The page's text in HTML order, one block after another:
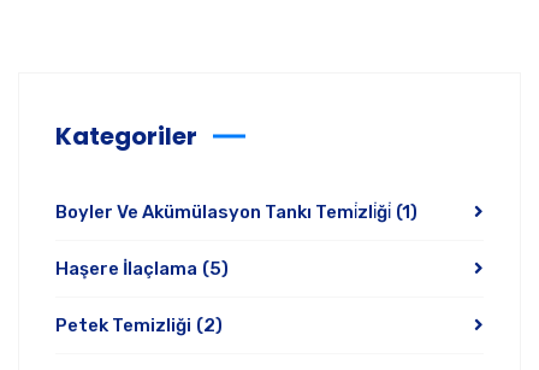
Kategoriler
Boyler Ve Akümülasyon Tankı Temi̇zli̇ği̇ (1)
Haşere İlaçlama (5)
Petek Temizliği (2)